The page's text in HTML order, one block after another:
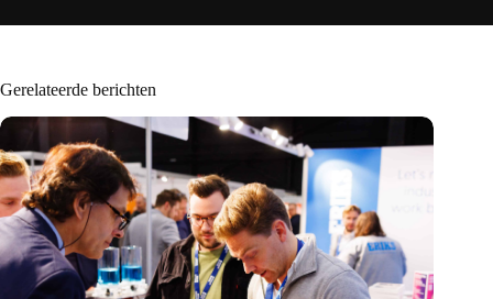
Gerelateerde berichten